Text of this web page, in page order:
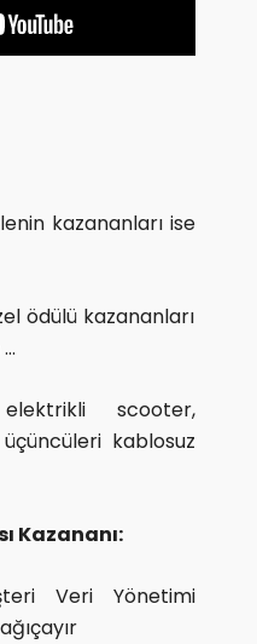
kazananları ise
ödülü kazananları
scooter,
kablosuz
Kazananı:
Veri Yönetimi